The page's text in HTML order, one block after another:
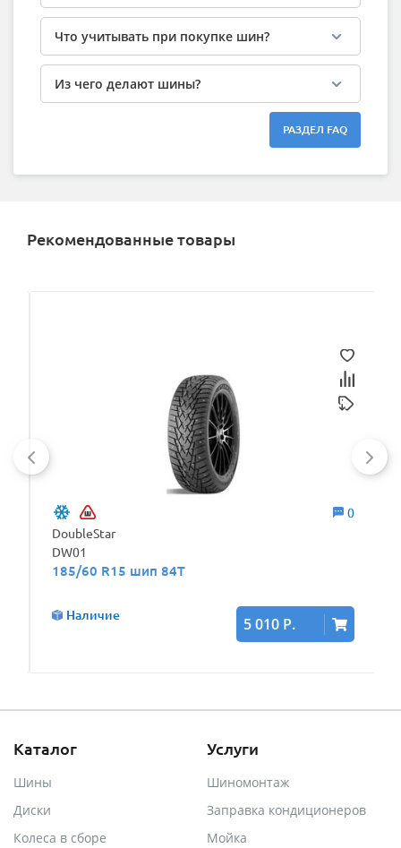
Что учитывать при покупке шин?
Из чего делают шины?
РАЗДЕЛ FAQ
Рекомендованные товары
0
DoubleStar
DW01
185/60 R15 шип 84T
Наличие 5 010 Р.
Каталог
Шины
Диски
Колеса в сборе
Услуги
Шиномонтаж
Заправка кондиционеров
Мойка